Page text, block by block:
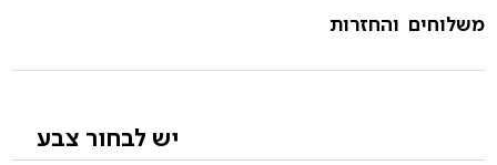
משלוחים והחזרות
יש לבחור צבע